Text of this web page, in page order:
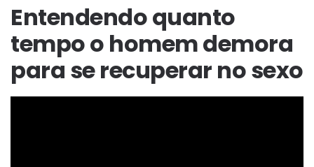
Entendendo quanto
tempo o homem demora
para se recuperar no sexo